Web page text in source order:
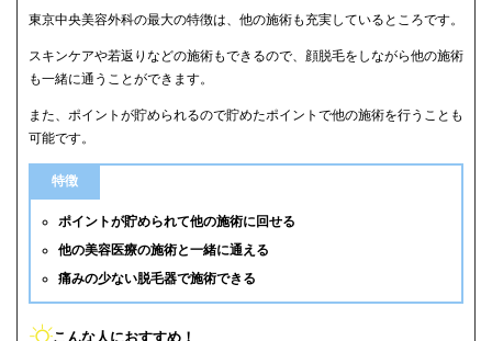
東京中央美容外科の最大の特徴は、他の施術も充実しているところです。
スキンケアや若返りなどの施術もできるので、顔脱毛をしながら他の施術
も一緒に通うことができます。
また、ポイントが貯められるので貯めたポイントで他の施術を行うことも
可能です。
特徴
ポイントが貯められて他の施術に回せる
他の美容医療の施術と一緒に通える
痛みの少ない脱毛器で施術できる
こんな人におすすめ！